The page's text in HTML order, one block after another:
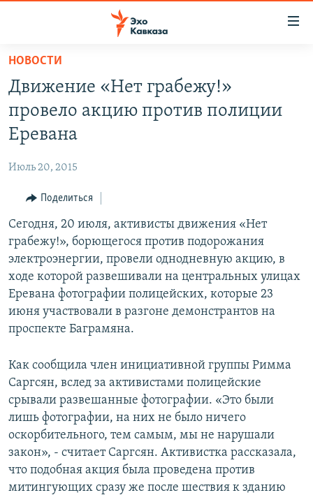
Вернуться
основному
содержанию
Вернутся
главной
Вернутся
поиску
ТБИЛИСИ
СУХУМИ
ВЕСЬ КАВКАЗ
СЕВЕРНЫЙ КАВКАЗ
АРМЕНИЯ
АЗЕРБАЙДЖАН
ТЕМЫ
ПОЛИТИКА
ЭКОНОМИКА
ОБЩЕСТВО
КУЛЬТУРА
СПОРТ
РУБРИКИ
НЕКРУГЛЫЙ СТОЛ
ГОСТЬ НЕДЕЛИ
ПОЗИЦИЯ
БЛОГИ
МУЛЬТИМЕДИА
ВИДЕО
ФОТО
АУДИО
ПОДКАСТЫ
АРХИВ РАДИОПРОГРАММЫ
ПРИСОЕДИНЯЙТЕСЬ!
Все сайты РСЕ/РС
НОВОСТИ
Движение «Нет грабежу!»
провело акцию против полиции
Еревана
Июль 20, 2015
Поделиться
Сегодня, 20 июля, активисты движения «Нет
грабежу!», борющегося против подорожания
электроэнергии, провели однодневную акцию, в
ходе которой развешивали на центральных улицах
Еревана фотографии полицейских, которые 23
июня участвовали в разгоне демонстрантов на
проспекте Баграмяна.
Как сообщила член инициативной группы Римма
Саргсян, вслед за активистами полицейские
срывали развешанные фотографии. «Это были
лишь фотографии, на них не было ничего
оскорбительного, тем самым, мы не нарушали
закон», - считает Саргсян. Активистка рассказала,
что подобная акция была проведена против
митингующих сразу же после шествия к зданию